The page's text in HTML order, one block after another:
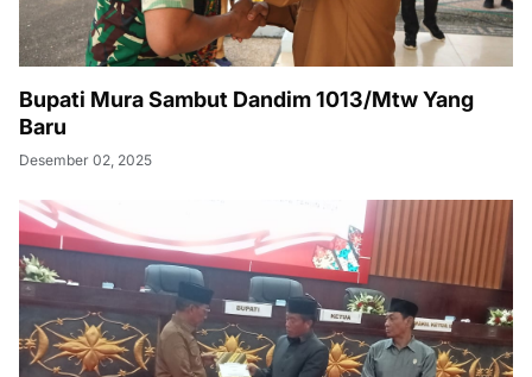
Bupati Mura Sambut Dandim 1013/Mtw Yang
Baru
Desember 02, 2025